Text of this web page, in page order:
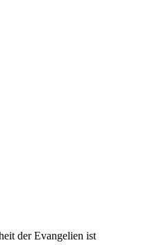
der Evangelien ist